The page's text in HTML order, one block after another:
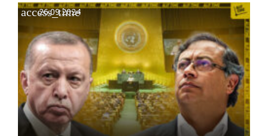
access_time
26.09.2024